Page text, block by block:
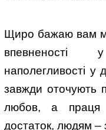
Щиро бажаю вам
впевненості
наполегливості у
завжди оточують
любов, а праця
достаток, людям –